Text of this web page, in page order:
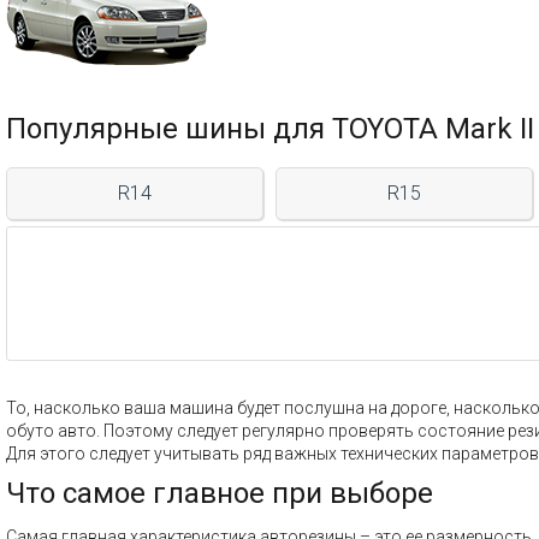
Популярные шины для TOYOTA Mark II
R14 R15
То, насколько ваша машина будет послушна на дороге,
обуто авто. Поэтому следует регулярно проверять состояние
Для этого следует учитывать ряд важных технических
Что самое главное при выборе